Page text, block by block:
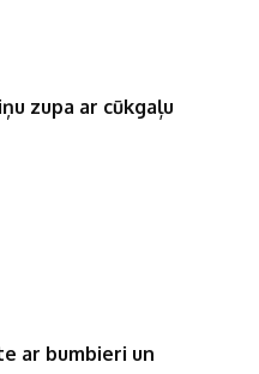
zupa ar cūkgaļu
ar bumbieri un